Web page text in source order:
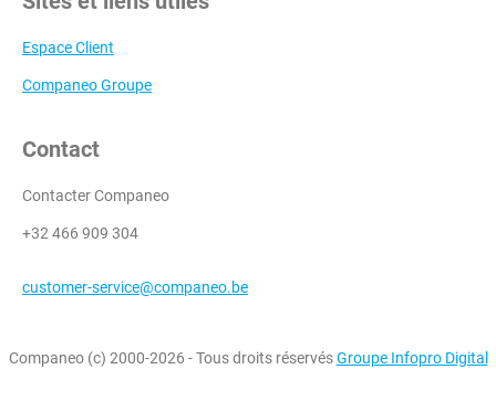
Espace Client
Companeo Groupe
Contact
Contacter Companeo
+32 466 909 304
customer-service@companeo.be
Companeo (c) 2000-2026 - Tous droits réservésGroupe Infopro Digital